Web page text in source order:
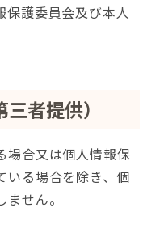
保護委員会及び本人
者提供）
場合又は個人情報保
いる場合を除き、個
せん。